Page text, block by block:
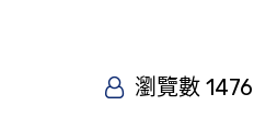
瀏覽數 1476